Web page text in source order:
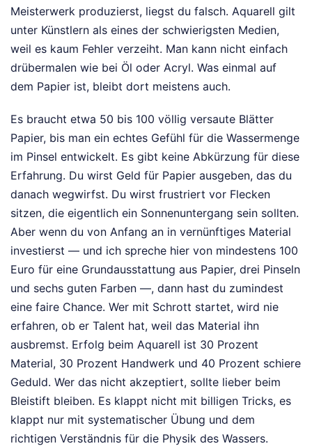
Meisterwerk produzierst, liegst du falsch. Aquarell gilt
unter Künstlern als eines der schwierigsten Medien,
weil es kaum Fehler verzeiht. Man kann nicht einfach
drübermalen wie bei Öl oder Acryl. Was einmal auf
dem Papier ist, bleibt dort meistens auch.
Es braucht etwa 50 bis 100 völlig versaute Blätter
Papier, bis man ein echtes Gefühl für die Wassermenge
im Pinsel entwickelt. Es gibt keine Abkürzung für diese
Erfahrung. Du wirst Geld für Papier ausgeben, das du
danach wegwirfst. Du wirst frustriert vor Flecken
sitzen, die eigentlich ein Sonnenuntergang sein sollten.
Aber wenn du von Anfang an in vernünftiges Material
investierst — und ich spreche hier von mindestens 100
Euro für eine Grundausstattung aus Papier, drei Pinseln
und sechs guten Farben —, dann hast du zumindest
eine faire Chance. Wer mit Schrott startet, wird nie
erfahren, ob er Talent hat, weil das Material ihn
ausbremst. Erfolg beim Aquarell ist 30 Prozent
Material, 30 Prozent Handwerk und 40 Prozent schiere
Geduld. Wer das nicht akzeptiert, sollte lieber beim
Bleistift bleiben. Es klappt nicht mit billigen Tricks, es
klappt nur mit systematischer Übung und dem
richtigen Verständnis für die Physik des Wassers.